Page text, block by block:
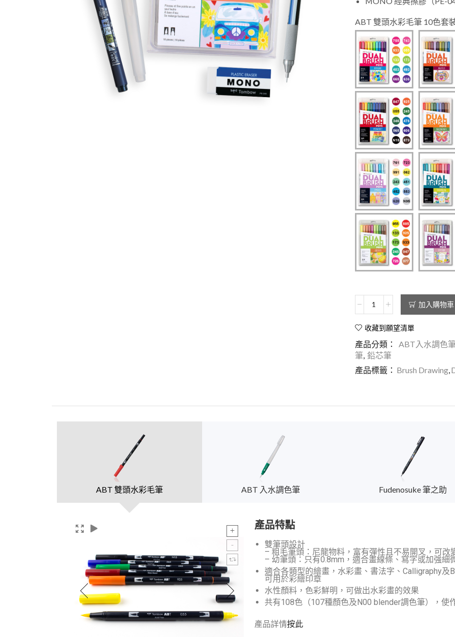
ABT 雙頭水彩毛筆 10色套
加入購物車
收藏到願望清單
產品分類：
ABT入水調色
筆, 鉛芯筆
產品標籤： Brush Drawing,
ABT 雙頭水彩毛筆 ABT 入水調色筆 Fudenosuke 筆之助
產品特點
雙筆頭設計
– 粗毛筆頭：尼龍物料，富有彈性且不易開叉，可改
– 幼筆頭：只有0.8mm，適合畫線條、寫字或加強細
適合各類型的繪畫，水彩畫、書法字、Calligraphy
可用於彩繪印章
水性顏料，色彩鮮明，可做出水彩畫的效果
共有108色（107種顏色及N00 blender調色筆），使
產品詳情按此